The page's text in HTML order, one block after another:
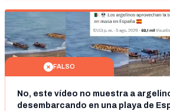
FALSO
No, este vídeo no muestra a argelinos
desembarcando en una playa de